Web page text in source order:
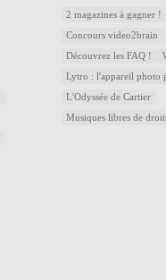
2 magazines à gagner !
Concours video2brain
Découvrez les FAQ !
Lytro : l'appareil photo
L'Odyssée de Cartier
Musiques libres de